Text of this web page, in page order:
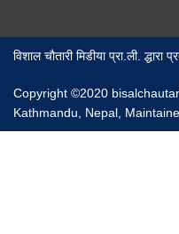
विशाल चौतारी मिडीया प्रा.ली.
Copyright ©2020
Kathmandu, Nepal,